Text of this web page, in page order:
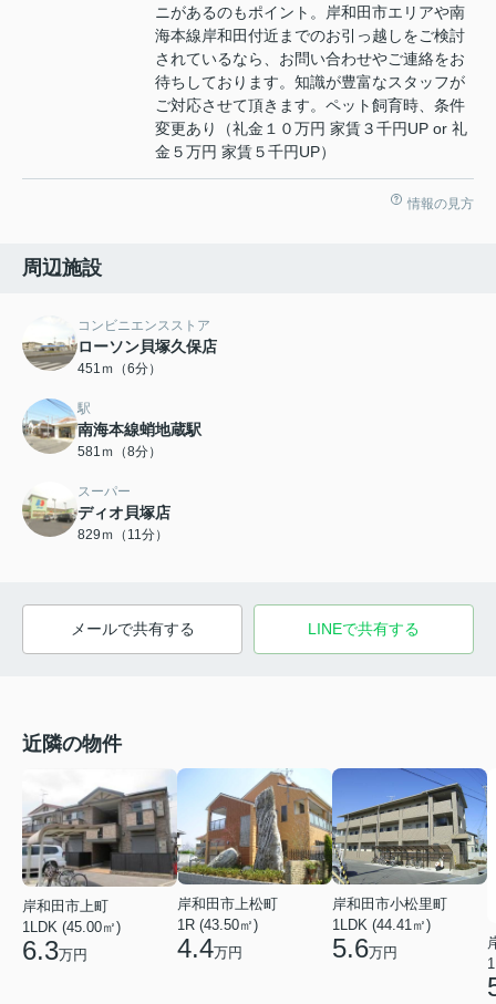
ニがあるのもポイント。岸和田市エリアや南
海本線岸和田付近までのお引っ越しをご検討
されているなら、お問い合わせやご連絡をお
待ちしております。知識が豊富なスタッフが
ご対応させて頂きます。ペット飼育時、条件
変更あり（礼金１０万円 家賃３千円UP or 礼
金５万円 家賃５千円UP）
情報の見方
周辺施設
コンビニエンスストア
ローソン貝塚久保店
451ｍ（6分）
駅
南海本線蛸地蔵駅
581ｍ（8分）
スーパー
ディオ貝塚店
829ｍ（11分）
メールで共有する LINEで共有する
近隣の物件
岸和田市上町
1LDK (45.00㎡)
6.3万円
岸和田市上松町
1R (43.50㎡)
4.4万円
岸和田市小松里町
1LDK (44.41㎡)
5.6万円